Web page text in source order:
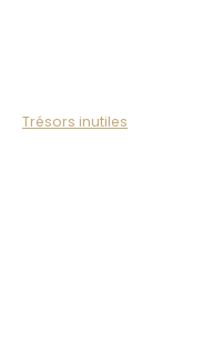
Trésors inutiles